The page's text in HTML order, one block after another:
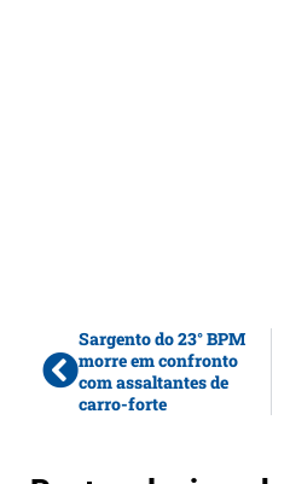
Sargento do 23° BPM
morre em confronto
com assaltantes de
carro-forte